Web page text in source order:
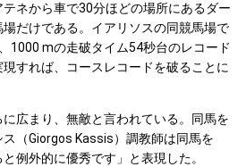
ネから車で30分ほどの場所にあるダー
場だけである。イアリソスの同競馬場で
1000 mの走破タイム54秒台のレコード
すれば、コースレコードを破ることに
広まり、無敵と言われている。同馬を
（Giorgos Kassis）調教師は同馬を
例外的に優秀です」と表現した。